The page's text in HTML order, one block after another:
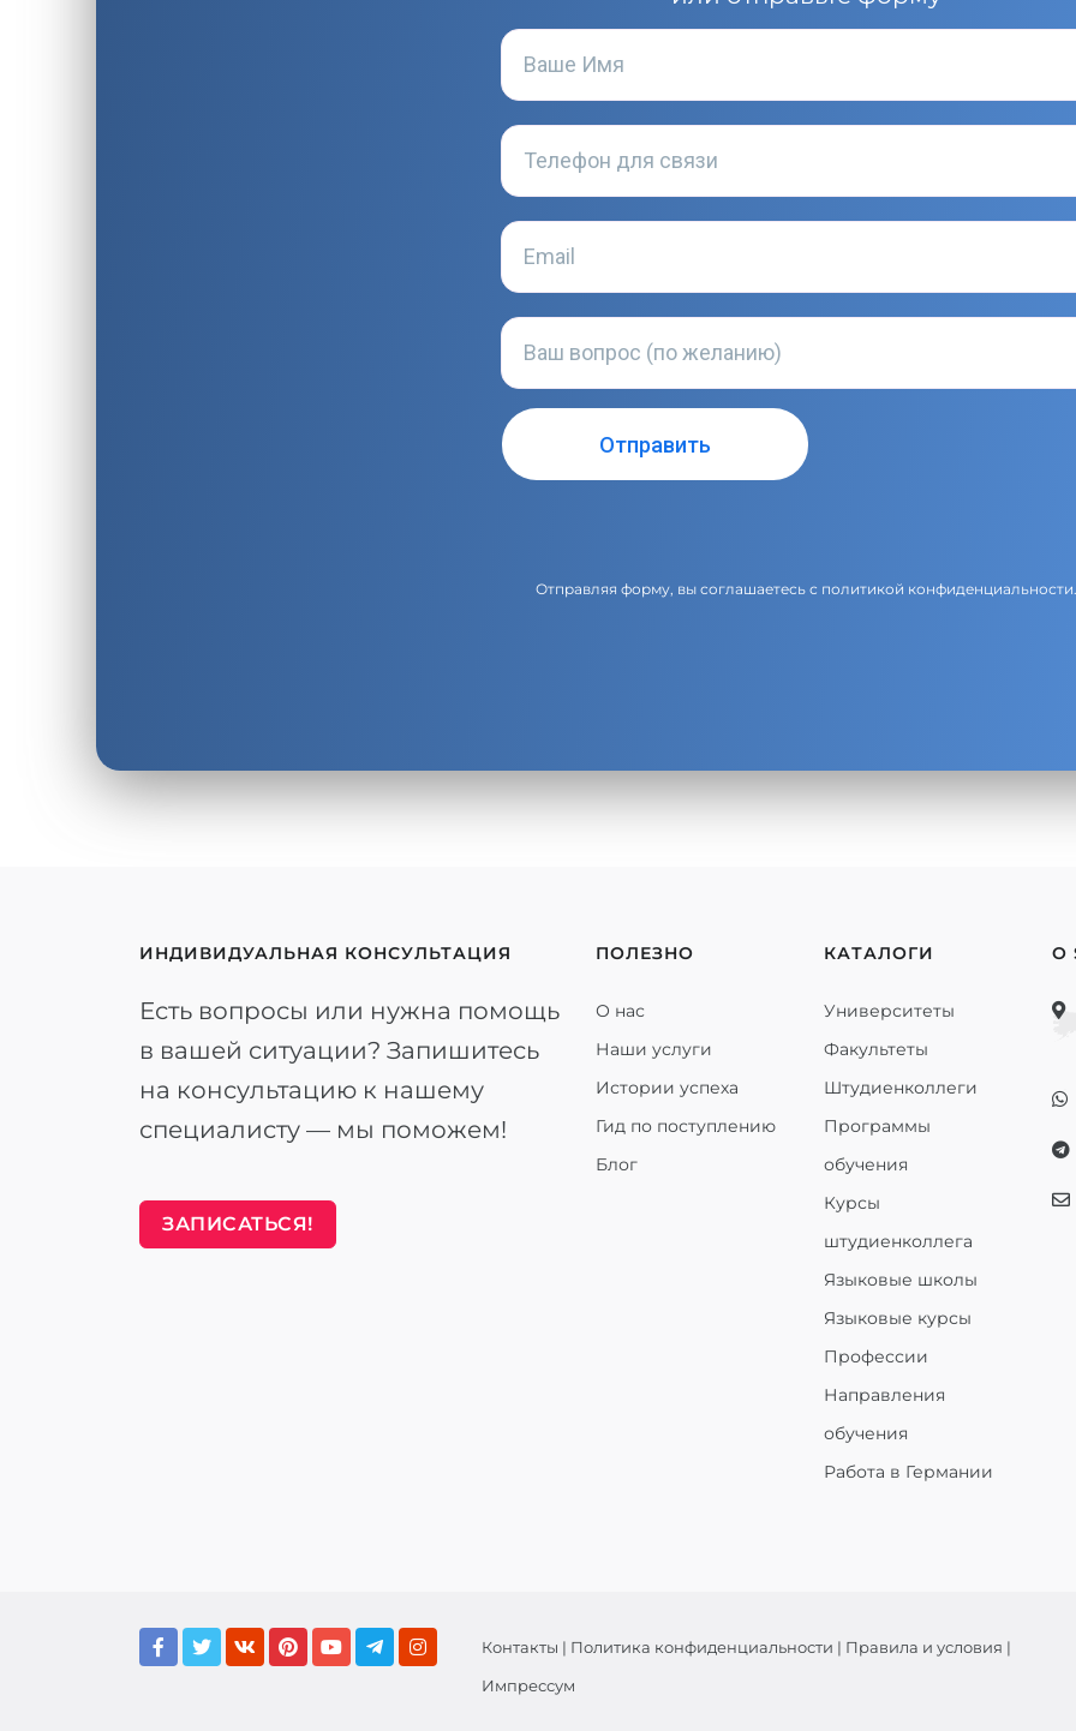
Отправляя форму, вы соглашаетесь с политикой конфиденциальности
ИНДИВИДУАЛЬНАЯ КОНСУЛЬТАЦИЯ
Есть вопросы или нужна помощь
в вашей ситуации? Запишитесь
на консультацию к нашему
специалисту — мы поможем!
ЗАПИСАТЬСЯ!
ПОЛЕЗНО
О нас
Наши услуги
Истории успеха
Гид по поступлению
Блог
КАТАЛОГИ
Университеты
Факультеты
Штудиенколлеги
Программы
обучения
Курсы
штудиенколлега
Языковые школы
Языковые курсы
Профессии
Направления
обучения
Работа в Германии
О
Контакты | Политика конфиденциальности | Правила и условия |
Импрессум